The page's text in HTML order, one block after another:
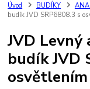
Úvod BUDÍKY
budík JVD SRP6808.3 s
JVD
budík JVD
osvětlením